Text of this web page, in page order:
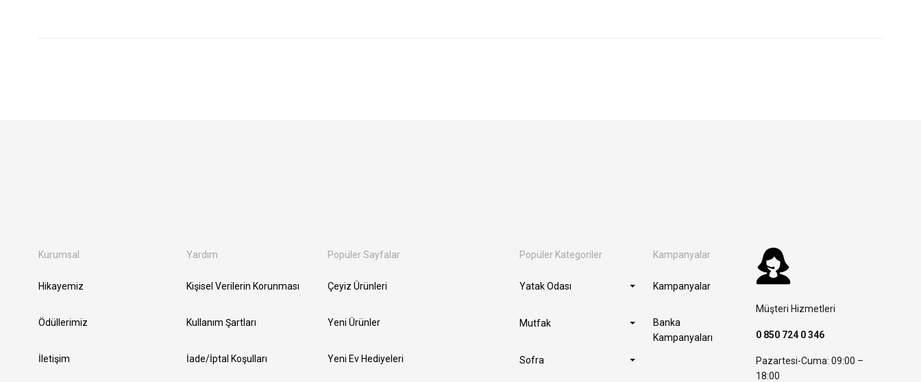
Kurumsal
Hikayemiz
Ödüllerimiz
İletişim
Yardım
Kişisel Verilerin Korunması
Kullanım Şartları
İade/İptal Koşulları
Popüler Sayfalar
Çeyiz Ürünleri
Yeni Ürünler
Yeni Ev Hediyeleri
Popüler Kategoriler
Yatak Odası
Mutfak
Sofra
Kampanyalar
Kampanyalar
Banka
Kampanyaları
Müşteri Hizmetleri
0 850 724 0 346
Pazartesi-Cuma: 09:00 –
18:00